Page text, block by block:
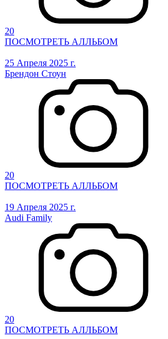
20
ПОСМОТРЕТЬ АЛЛЬБОМ
25 Апреля 2025 г.
Брендон Стоун
20
ПОСМОТРЕТЬ АЛЛЬБОМ
19 Апреля 2025 г.
Audi Family
20
ПОСМОТРЕТЬ АЛЛЬБОМ